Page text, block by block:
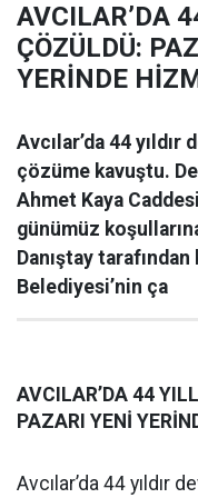
AVCILAR’DA
ÇÖZÜLDÜ:
YERİNDE
Avcılar’da 44
çözüme kavuştu.
Ahmet Kaya
günümüz
Danıştay
Belediyesi’nin ça
AVCILAR’DA 44
PAZARI YENİ
Avcılar’da 44 yıldır